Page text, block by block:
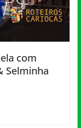
com
Selminha